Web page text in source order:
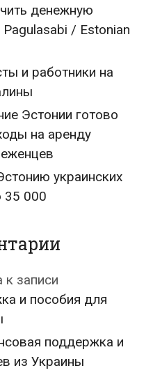
денежную
/ Estonian
и работники на
Эстонии готово
на аренду
украинских
35 000
к записи
и пособия для
поддержка и
из Украины